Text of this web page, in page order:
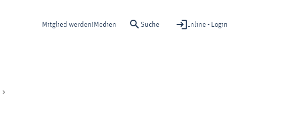
Mitglied werden! Medien Suche Inline - Login